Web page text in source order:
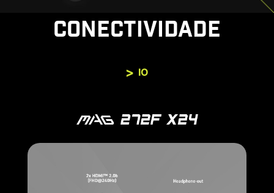
CONECTIVIDADE
IO